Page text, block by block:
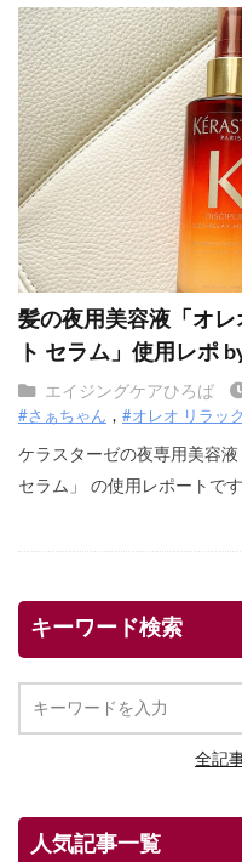
髪の夜用美容液「オレ
ト セラム」使用レポ
エイジングケアひろば
#さぁちゃん #オレオ リラッ
ケラスターゼの夜専用美容
セラム」 の使用レポートで
キーワード検索
全記
人気記事一覧